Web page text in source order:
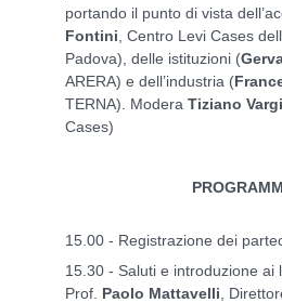
portando il punto di vista
Fontini , Centro Levi Cases
Padova), delle istituzioni (
ARERA) e dell’industria (
TERNA). Modera Tiziano
Cases)
15.00 - Registrazione dei
15.30 - Saluti e introduzione ai
Prof. Paolo Mattavelli ,